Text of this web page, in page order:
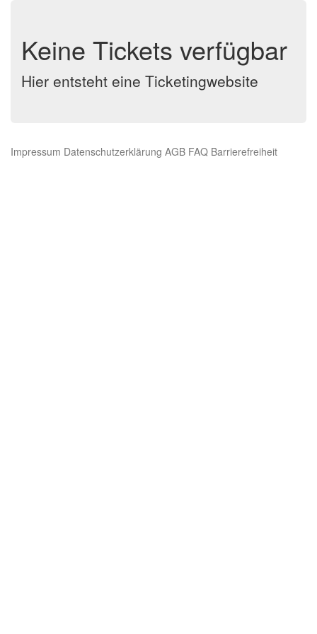
Keine Tickets verfügbar
Hier entsteht eine Ticketingwebsite
Impressum Datenschutzerklärung AGB FAQ Barrierefreiheit